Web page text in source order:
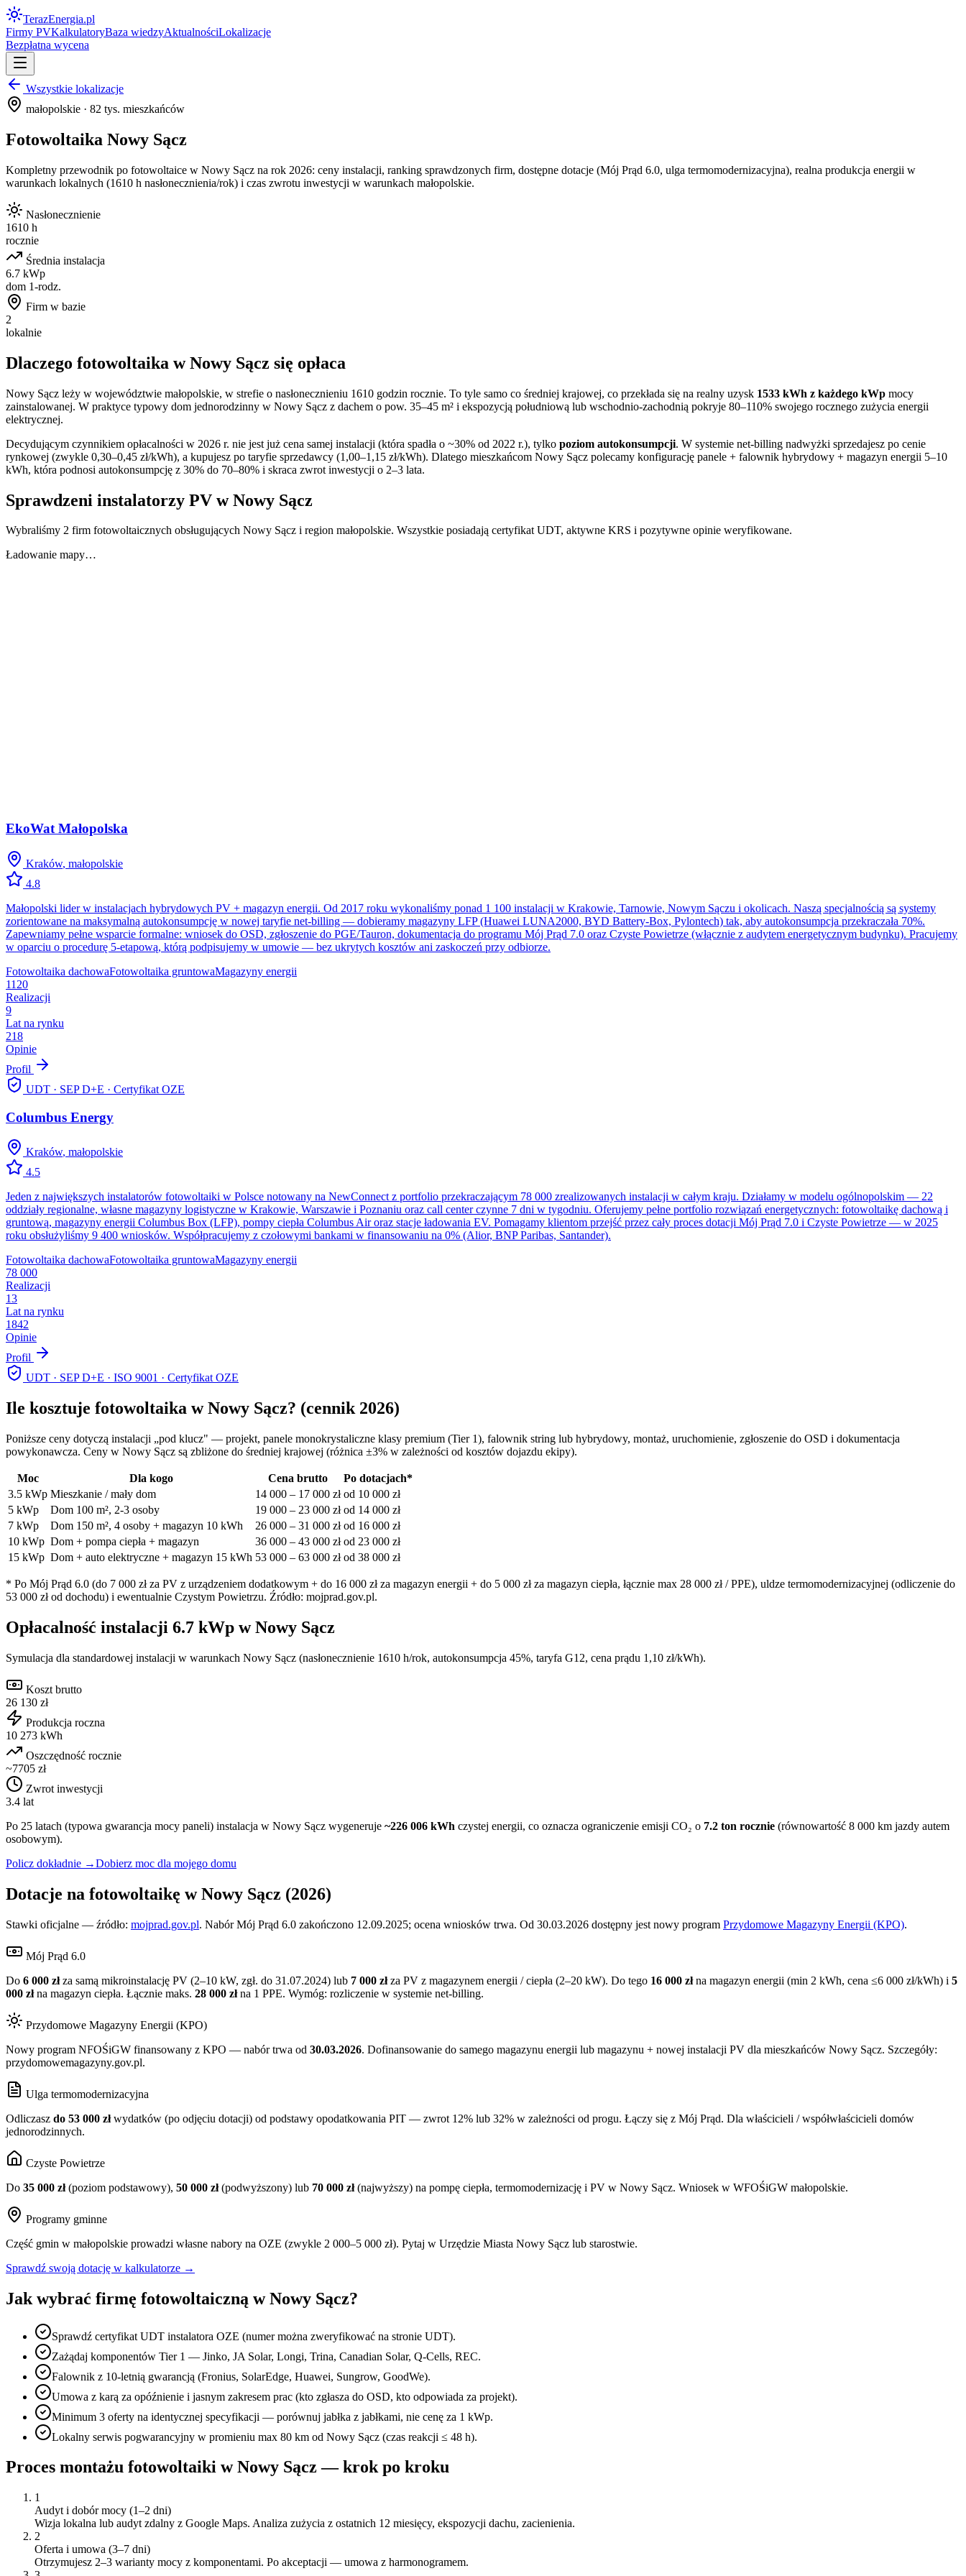
TerazEnergia.pl
Firmy PVKalkulatoryBaza wiedzyAktualnościLokalizacje
Bezpłatna wycena
Wszystkie lokalizacje
małopolskie · 82 tys. mieszkańców
Fotowoltaika Nowy Sącz
Kompletny przewodnik po fotowoltaice w Nowy Sącz na rok 2026: ceny instalacji, ranking sprawdzonych firm, dostępne dotacje (Mój Prąd 6.0, ulga termomodernizacyjna), realna produkcja energii w
warunkach lokalnych (1610 h nasłonecznienia/rok) i czas zwrotu inwestycji w warunkach małopolskie.
Nasłonecznienie
1610 h
rocznie
Średnia instalacja
6.7 kWp
dom 1-rodz.
Firm w bazie
2
lokalnie
Dlaczego fotowoltaika wNowy Sącz się opłaca
Nowy Sącz leży w województwie małopolskie, w strefie o nasłonecznieniu 1610 godzin rocznie. To tyle samo co średniej krajowej, co przekłada się na realny uzysk 1533 kWh z każdego kWp mocy
zainstalowanej. W praktyce typowy dom jednorodzinny w Nowy Sącz z dachem o pow. 35–45 m² i ekspozycją południową lub wschodnio-zachodnią pokryje 80–110% swojego rocznego zużycia energii
elektrycznej.
Decydującym czynnikiem opłacalności w 2026 r. nie jest już cena samej instalacji (która spadła o ~30% od 2022 r.), tylko poziom autokonsumpcji. W systemie net-billing nadwyżki sprzedajesz po cenie
rynkowej (zwykle 0,30–0,45 zł/kWh), a kupujesz po taryfie sprzedawcy (1,00–1,15 zł/kWh). Dlatego mieszkańcom Nowy Sącz polecamy konfigurację panele + falownik hybrydowy + magazyn energii 5–10
kWh, która podnosi autokonsumpcję z 30% do 70–80% i skraca zwrot inwestycji o 2–3 lata.
Sprawdzeni instalatorzy PV wNowy Sącz
Wybraliśmy 2 firm fotowoltaicznych obsługujących Nowy Sącz i region małopolskie. Wszystkie posiadają certyfikat UDT, aktywne KRS i pozytywne opinie weryfikowane.
Ładowanie mapy…
EkoWat Małopolska
Kraków, małopolskie
4.8
Małopolski lider w instalacjach hybrydowych PV + magazyn energii. Od 2017 roku wykonaliśmy ponad 1 100 instalacji w Krakowie, Tarnowie, Nowym Sączu i okolicach. Naszą specjalnością są systemy
zorientowane na maksymalną autokonsumpcję w nowej taryfie net-billing — dobieramy magazyny LFP (Huawei LUNA2000, BYD Battery-Box, Pylontech) tak, aby autokonsumpcja przekraczała 70%.
Zapewniamy pełne wsparcie formalne: wniosek do OSD, zgłoszenie do PGE/Tauron, dokumentacja do programu Mój Prąd 7.0 oraz Czyste Powietrze (włącznie z audytem energetycznym budynku). Pracujemy
w oparciu o procedurę 5-etapową, którą podpisujemy w umowie — bez ukrytych kosztów ani zaskoczeń przy odbiorze.
Fotowoltaika dachowaFotowoltaika gruntowaMagazyny energii
1120
Realizacji
9
Lat na rynku
218
Opinie
Profil
UDT · SEP D+E · Certyfikat OZE
Columbus Energy
Kraków, małopolskie
4.5
Jeden z największych instalatorów fotowoltaiki w Polsce notowany na NewConnect z portfolio przekraczającym 78 000 zrealizowanych instalacji w całym kraju. Działamy w modelu ogólnopolskim — 22
oddziały regionalne, własne magazyny logistyczne w Krakowie, Warszawie i Poznaniu oraz call center czynne 7 dni w tygodniu. Oferujemy pełne portfolio rozwiązań energetycznych: fotowoltaikę dachową i
gruntową, magazyny energii Columbus Box (LFP), pompy ciepła Columbus Air oraz stacje ładowania EV. Pomagamy klientom przejść przez cały proces dotacji Mój Prąd 7.0 i Czyste Powietrze — w 2025
roku obsłużyliśmy 9 400 wniosków. Współpracujemy z czołowymi bankami w finansowaniu na 0% (Alior, BNP Paribas, Santander).
Fotowoltaika dachowaFotowoltaika gruntowaMagazyny energii
78 000
Realizacji
13
Lat na rynku
1842
Opinie
Profil
UDT · SEP D+E · ISO 9001 · Certyfikat OZE
Ile kosztuje fotowoltaika wNowy Sącz? (cennik 2026)
Poniższe ceny dotyczą instalacji „pod klucz" — projekt, panele monokrystaliczne klasy premium (Tier 1), falownik string lub hybrydowy, montaż, uruchomienie, zgłoszenie do OSD i dokumentacja
powykonawcza. Ceny w Nowy Sącz są zbliżone do średniej krajowej (różnica ±3% w zależności od kosztów dojazdu ekipy).
Moc Dla kogo Cena brutto
Po dotacjach*
3.5 kWp Mieszkanie / mały dom 14 000 – 17 000 zł od 10 000 zł
5 kWp Dom 100 m², 2-3 osoby 19 000 – 23 000 zł od 14 000 zł
7 kWp Dom 150 m², 4 osoby + magazyn 10 kWh 26 000 – 31 000 zł od 16 000 zł
10 kWp Dom + pompa ciepła + magazyn 36 000 – 43 000 zł od 23 000 zł
15 kWp Dom + auto elektryczne + magazyn 15 kWh 53 000 – 63 000 zł od 38 000 zł
* Po Mój Prąd 6.0 (do 7 000 zł za PV z urządzeniem dodatkowym + do 16 000 zł za magazyn energii + do 5 000 zł za magazyn ciepła, łącznie max 28 000 zł / PPE), uldze termomodernizacyjnej (odliczenie do
53 000 zł od dochodu) i ewentualnie Czystym Powietrzu. Źródło: mojprad.gov.pl.
Opłacalność instalacji 6.7 kWp wNowy Sącz
Symulacja dla standardowej instalacji w warunkach Nowy Sącz (nasłonecznienie 1610 h/rok, autokonsumpcja 45%, taryfa G12, cena prądu 1,10 zł/kWh).
Koszt brutto
26 130 zł
Produkcja roczna
10 273 kWh
Oszczędność rocznie
~7705 zł
Zwrot inwestycji
3.4 lat
Po 25 latach (typowa gwarancja mocy paneli) instalacja w Nowy Sącz wygeneruje ~226 006 kWh czystej energii, co oznacza ograniczenie emisji CO₂ o 7.2 ton rocznie (równowartość 8 000 km jazdy autem
osobowym).
Policz dokładnie →Dobierz moc dla mojego domu
Dotacje na fotowoltaikę wNowy Sącz (2026)
Stawki oficjalne — źródło: mojprad.gov.pl. Nabór Mój Prąd 6.0 zakończono 12.09.2025; ocena wniosków trwa. Od 30.03.2026 dostępny jest nowy program Przydomowe Magazyny Energii (KPO).
Mój Prąd 6.0
Do 6 000 złza samą mikroinstalację PV (2–10 kW, zgł. do 31.07.2024) lub 7 000 złza PV z magazynem energii / ciepła (2–20 kW). Do tego 16 000 złna magazyn energii (min 2 kWh, cena ≤6 000 zł/kWh) i 5
000 złna magazyn ciepła. Łącznie maks. 28 000 złna 1 PPE. Wymóg: rozliczenie w systemie net-billing.
Przydomowe Magazyny Energii (KPO)
Nowy program NFOŚiGW finansowany z KPO — nabór trwa od 30.03.2026. Dofinansowanie do samego magazynu energii lub magazynu + nowej instalacji PV dla mieszkańców Nowy Sącz. Szczegóły:
przydomowemagazyny.gov.pl.
Ulga termomodernizacyjna
Odliczasz do 53 000 złwydatków (po odjęciu dotacji) od podstawy opodatkowania PIT — zwrot 12% lub 32% w zależności od progu. Łączy się z Mój Prąd. Dla właścicieli / współwłaścicieli domów
jednorodzinnych.
Czyste Powietrze
Do 35 000 zł(poziom podstawowy), 50 000 zł(podwyższony) lub 70 000 zł(najwyższy) na pompę ciepła, termomodernizację i PV w Nowy Sącz. Wniosek w WFOŚiGW małopolskie.
Programy gminne
Część gmin w małopolskie prowadzi własne nabory na OZE (zwykle 2 000–5 000 zł). Pytaj w Urzędzie Miasta Nowy Sącz lub starostwie.
Sprawdź swoją dotację w kalkulatorze →
Jak wybrać firmę fotowoltaiczną wNowy Sącz?
Sprawdź certyfikat UDT instalatora OZE (numer można zweryfikować na stronie UDT).
Zażądaj komponentów Tier 1 — Jinko, JA Solar, Longi, Trina, Canadian Solar, Q-Cells, REC.
Falownik z 10-letnią gwarancją (Fronius, SolarEdge, Huawei, Sungrow, GoodWe).
Umowa z karą za opóźnienie i jasnym zakresem prac (kto zgłasza do OSD, kto odpowiada za projekt).
Minimum 3 oferty na identycznej specyfikacji — porównuj jabłka z jabłkami, nie cenę za 1 kWp.
Lokalny serwis pogwarancyjny w promieniu max 80 km od Nowy Sącz (czas reakcji ≤ 48 h).
Proces montażu fotowoltaiki wNowy Sącz — krok po kroku
1
Audyt i dobór mocy (1–2 dni)
Wizja lokalna lub audyt zdalny z Google Maps. Analiza zużycia z ostatnich 12 miesięcy, ekspozycji dachu, zacienienia.
2
Oferta i umowa (3–7 dni)
Otrzymujesz 2–3 warianty mocy z komponentami. Po akceptacji — umowa z harmonogramem.